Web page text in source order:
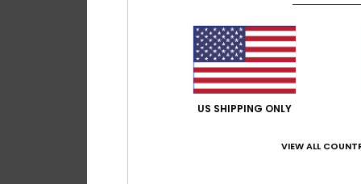
US SHIPPING ONLY
VIEW ALL